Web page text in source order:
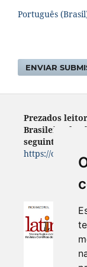
Português
ENVIAR
Prezados
Brasileira de
seguinte
https://